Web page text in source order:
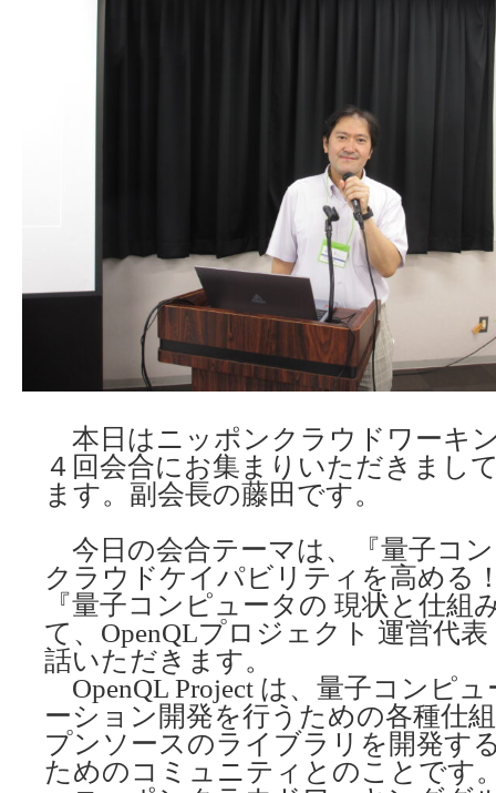
本日はニッポンクラウドワーキ
４回会合にお集まりいただきまし
ます。副会長の藤田です。
今日の会合テーマは、『量子コ
クラウドケイパビリティを高める
『量子コンピュータの 現状と仕組
て、OpenQLプロジェクト 運営代
話いただきます。
OpenQL Project は、量子コンピ
ーション開発を行うための各種仕
プンソースのライブラリを開発す
ためのコミュニティとのことです